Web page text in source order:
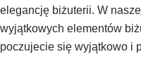
elegancję biżuterii. W
wyjątkowych elementów
poczujecie się wyjątkowo i